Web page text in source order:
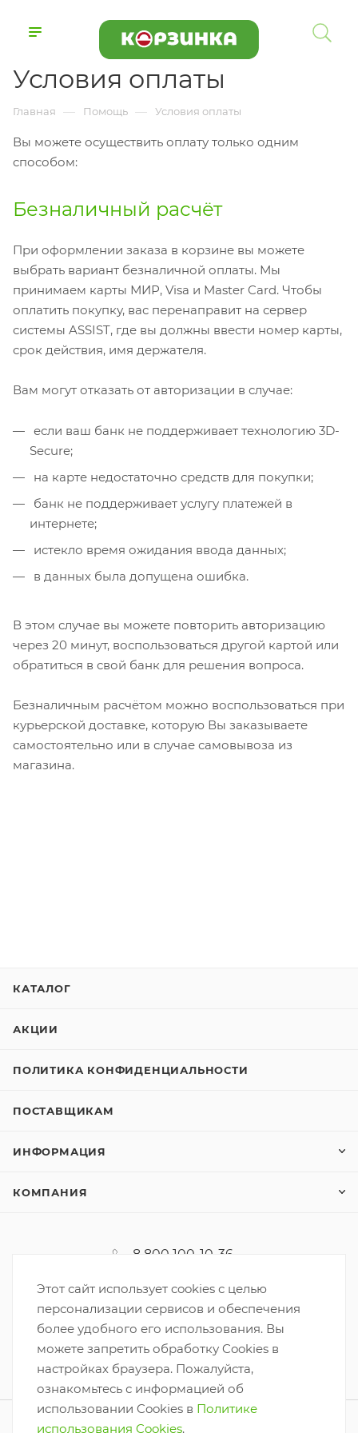
Условия оплаты
Главная — Помощь — Условия оплаты
Вы можете осуществить оплату только одним
способом:
Безналичный расчёт
При оформлении заказа в корзине вы можете
выбрать вариант безналичной оплаты. Мы
принимаем карты МИР, Visa и Master Card. Чтобы
оплатить покупку, вас перенаправит на сервер
системы ASSIST, где вы должны ввести номер карты,
срок действия, имя держателя.
Вам могут отказать от авторизации в случае:
если ваш банк не поддерживает технологию 3D-
Secure;
на карте недостаточно средств для покупки;
банк не поддерживает услугу платежей в
интернете;
истекло время ожидания ввода данных;
в данных была допущена ошибка.
В этом случае вы можете повторить авторизацию
через 20 минут, воспользоваться другой картой или
обратиться в свой банк для решения вопроса.
Безналичным расчётом можно воспользоваться при
курьерской доставке, которую Вы заказываете
самостоятельно или в случае самовывоза из
магазина.
КАТАЛОГ
АКЦИИ
ПОЛИТИКА КОНФИДЕНЦИАЛЬНОСТИ
ПОСТАВЩИКАМ
ИНФОРМАЦИЯ
КОМПАНИЯ
8 800 100-10-36
koordinator@korzinka.net
2026 © ООО «Корзинка-6»
Этот сайт использует cookies с целью
персонализации сервисов и обеспечения
более удобного его использования. Вы
можете запретить обработку Cookies в
настройках браузера. Пожалуйста,
ознакомьтесь с информацией об
использовании Cookies в Политике
использования Cookies.